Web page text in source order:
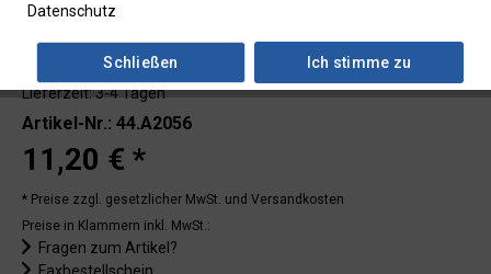
Lieferzeit: 3-4 Tagen
Artikel-Nr.: 44.A2056
11,20 € *
* Preise zzgl. gesetzlicher MwSt. und Versandkosten
Preise in Klammern inkl. MwSt.:
Fragen zum Artikel?
Datenschutz
Ich stimme zu
Schließen